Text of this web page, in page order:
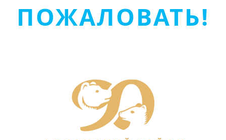
ПОЖАЛОВАТЬ!